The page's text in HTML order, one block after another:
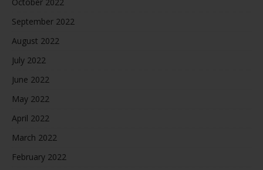
October 2022
September 2022
August 2022
July 2022
June 2022
May 2022
April 2022
March 2022
February 2022